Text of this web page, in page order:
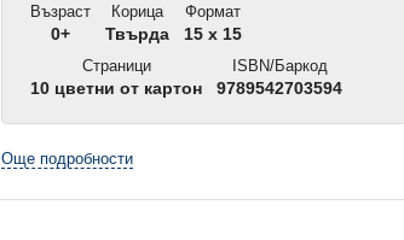
Възраст
0+
Корица
Твърда
Формат
15 x 15
Страници
10 цветни от картон
ISBN/Баркод
9789542703594
Още подробности